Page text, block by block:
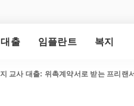
대출 임플란트 복지
교사 대출: 위촉계약서로 받는 프리랜